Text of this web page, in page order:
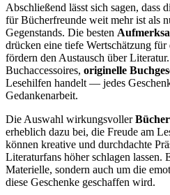
Abschließend lässt sich sagen, dass
für Bücherfreunde weit mehr ist als
Gegenstands. Die besten
drücken eine tiefe Wertschätzung
fördern den Austausch über
Buchaccessoires, originelle
Lesehilfen handelt — jedes
Gedankenarbeit.
Die Auswahl wirkungsvoller
erheblich dazu bei, die Freude am
können kreative und durchdachte
Literaturfans höher schlagen lassen.
Materielle, sondern auch um die
diese Geschenke geschaffen wird.